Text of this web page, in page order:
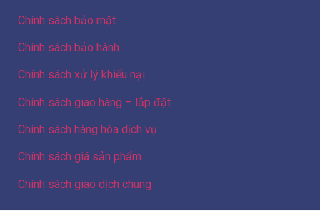
Chính sách bảo mật
Chính sách bảo hành
Chính sách xử lý khiếu nại
Chính sách giao hàng – lắp đặt
Chính sách hàng hóa dịch vụ
Chính sách giá sản phẩm
Chính sách giao dịch chung